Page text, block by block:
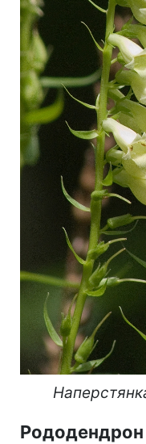
Рододендрон